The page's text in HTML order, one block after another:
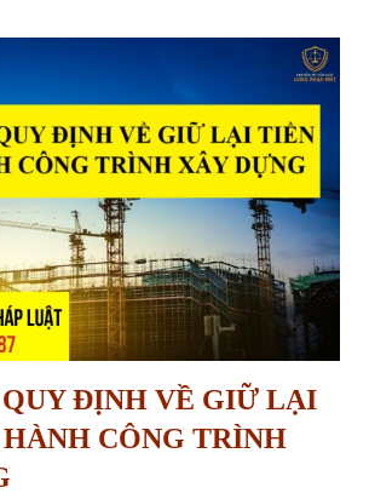
đai năm 2024. Thủ tục yêu cầu xóa quy hoạch
một khu vực đất đã được xác định trong kế
kiến thực hiện dự án nhưng trong nhiều năm
trên thực tế, dẫn đến việc đất rơi vào tình trạng
sử dụng đúng mục...
ĐỊNH VỀ GIỮ LẠI
CÔNG TRÌNH